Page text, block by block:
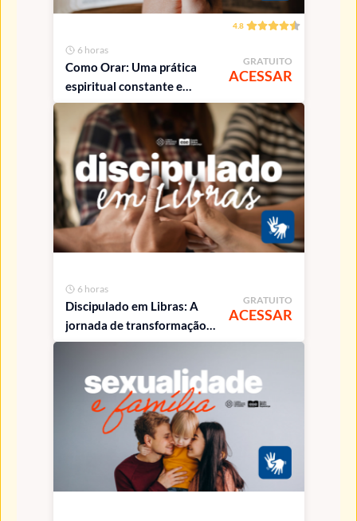
4.8
6 horas
Como Orar: Uma prática
espiritual constante e
transformadora - acessível
em Libras
GRATUITO
ACESSAR
6 horas
Discipulado em Libras: A
jornada de transformação
do discípulo de Jesus - em
GRATUITO
ACESSAR